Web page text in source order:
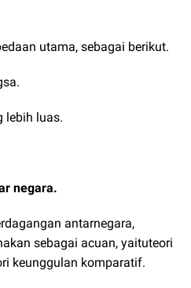
utama, sebagai berikut.
lebih luas.
negara.
antarnegara,
sebagai acuan, yaituteori
keunggulan komparatif.